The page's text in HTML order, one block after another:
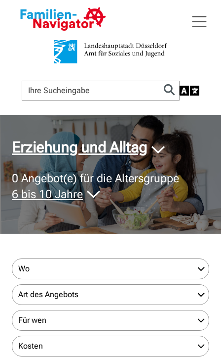
© Bildnachweis
Erziehung und Alltag
0Angebot(e) für die Altersgruppe
6 bis 10 Jahre
Wo
Art des Angebots
Für wen
Kosten